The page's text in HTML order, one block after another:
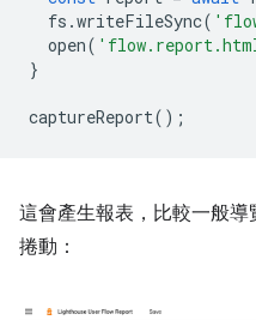
fs .writeFileSync(
open(
}
captureReport();
這會產生報表，比較一般
捲動：